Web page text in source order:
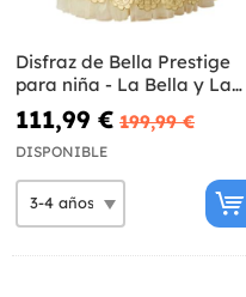
Disfraz de Bella Prestige
para niña - La Bella y La
Bestia
111,99 € 199,99 €
DISPONIBLE